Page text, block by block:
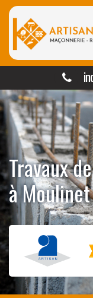
Travaux
à